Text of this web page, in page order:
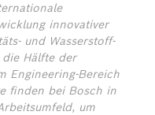
innovativer
und Wasserstoff-
die Hälfte der
Engineering-Bereich
finden bei Bosch in
um